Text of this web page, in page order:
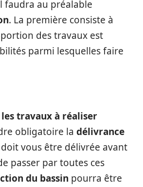
faudra au préalable
. La première consiste à
des travaux est
parmi lesquelles faire
travaux à réaliser
obligatoire la délivrance
vous être délivrée avant
passer par toutes ces
du bassin pourra être